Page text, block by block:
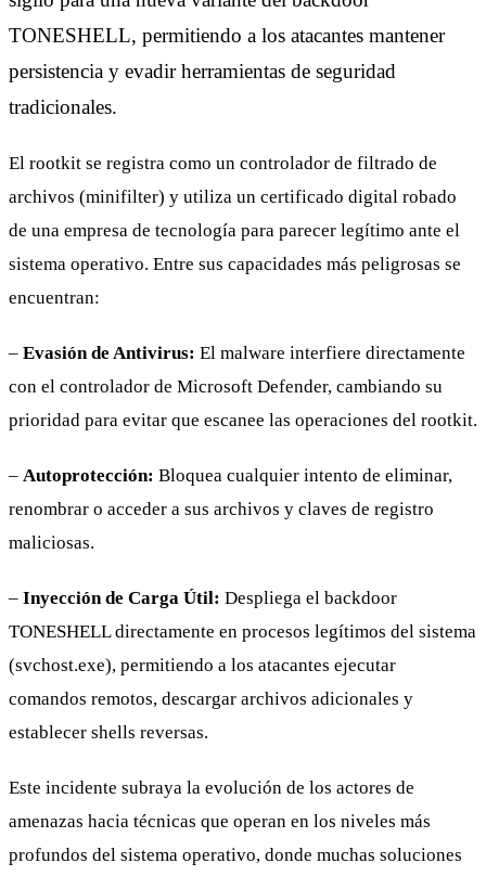
TONESHELL, permitiendo a los atacantes mantener
persistencia y evadir herramientas de seguridad
tradicionales.
El rootkit se registra como un controlador de filtrado de
archivos (minifilter) y utiliza un certificado digital robado
de una empresa de tecnología para parecer legítimo ante el
sistema operativo. Entre sus capacidades más peligrosas se
encuentran:
– Evasión de Antivirus: El malware interfiere directamente
con el controlador de Microsoft Defender, cambiando su
prioridad para evitar que escanee las operaciones del rootkit.
– Autoprotección: Bloquea cualquier intento de eliminar,
renombrar o acceder a sus archivos y claves de registro
maliciosas.
– Inyección de Carga Útil: Despliega el backdoor
TONESHELL directamente en procesos legítimos del sistema
(svchost.exe), permitiendo a los atacantes ejecutar
comandos remotos, descargar archivos adicionales y
establecer shells reversas.
Este incidente subraya la evolución de los actores de
amenazas hacia técnicas que operan en los niveles más
profundos del sistema operativo, donde muchas soluciones